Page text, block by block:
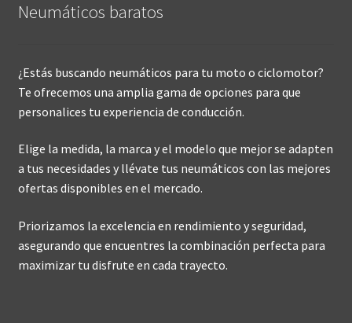
Neumáticos baratos
¿Estás buscando neumáticos para tu moto o ciclomotor?
Te ofrecemos una amplia gama de opciones para que
personalices tu experiencia de conducción.
Elige la medida, la marca y el modelo que mejor se adapten
a tus necesidades y llévate tus neumáticos con las mejores
ofertas disponibles en el mercado.
Priorizamos la excelencia en rendimiento y seguridad,
asegurando que encuentres la combinación perfecta para
maximizar tu disfrute en cada trayecto.